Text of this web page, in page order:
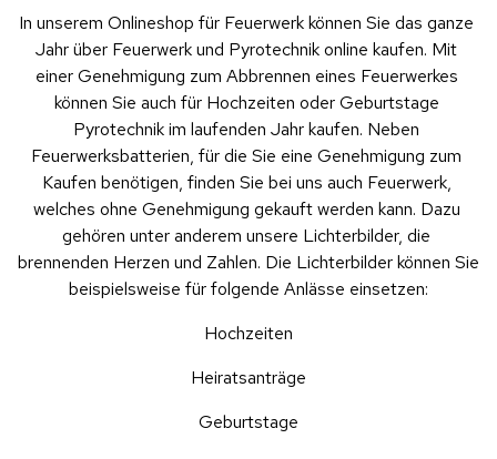
In unserem Onlineshop für Feuerwerk können Sie das ganze
Jahr über Feuerwerk und Pyrotechnik online kaufen. Mit
einer Genehmigung zum Abbrennen eines Feuerwerkes
können Sie auch für Hochzeiten oder Geburtstage
Pyrotechnik im laufenden Jahr kaufen. Neben
Feuerwerksbatterien, für die Sie eine Genehmigung zum
Kaufen benötigen, finden Sie bei uns auch Feuerwerk,
welches ohne Genehmigung gekauft werden kann. Dazu
gehören unter anderem unsere Lichterbilder, die
brennenden Herzen und Zahlen. Die Lichterbilder können Sie
beispielsweise für folgende Anlässe einsetzen:
Hochzeiten
Heiratsanträge
Geburtstage